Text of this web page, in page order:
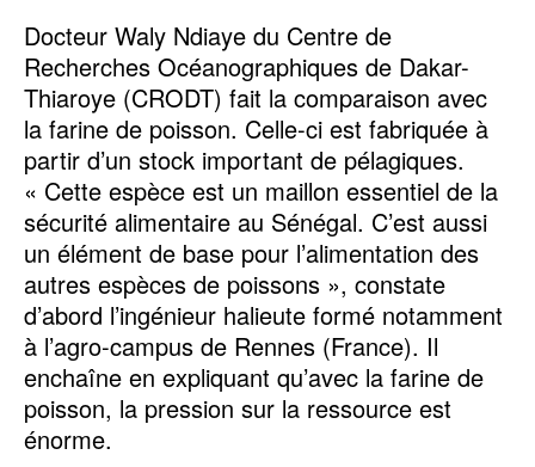
Docteur Waly Ndiaye du Centre de
Recherches Océanographiques de Dakar-
Thiaroye (CRODT) fait la comparaison avec
la farine de poisson. Celle-ci est fabriquée à
partir d’un stock important de pélagiques.
« Cette espèce est un maillon essentiel de la
sécurité alimentaire au Sénégal. C’est aussi
un élément de base pour l’alimentation des
autres espèces de poissons », constate
d’abord l’ingénieur halieute formé notamment
à l’agro-campus de Rennes (France). Il
enchaîne en expliquant qu’avec la farine de
poisson, la pression sur la ressource est
énorme.